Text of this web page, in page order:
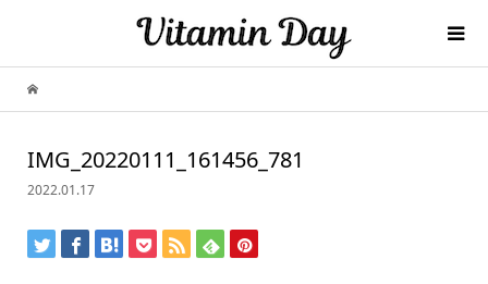
IMG_20220111_161456_781
2022.01.17